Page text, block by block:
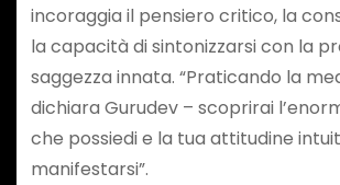
incoraggia il pensiero critico, la
la capacità di sintonizzarsi con la
saggezza innata. “Praticando la
dichiara Gurudev – scoprirai
che possiedi e la tua attitudine
manifestarsi”.